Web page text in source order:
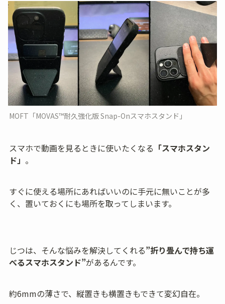
MOFT「MOVAS™耐久強化版 Snap-Onスマホスタンド」
スマホで動画を見るときに使いたくなる 「スマホスタン
ド」 。
すぐに使える場所にあればいいのに手元に無いことが多
く、置いておくにも場所を取ってしまいます。
じつは、そんな悩みを解決してくれる”折り畳んで持ち運
べるスマホスタンド”があるんです。
約6mmの薄さで、縦置きも横置きもできて変幻自在。